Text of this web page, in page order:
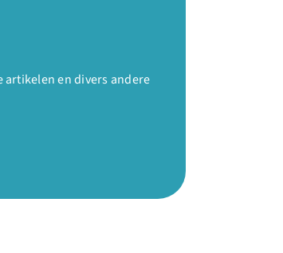
artikelen en divers andere